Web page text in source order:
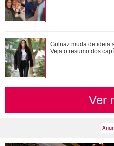
Gulnaz muda de ideia
Veja o resumo dos
Ver